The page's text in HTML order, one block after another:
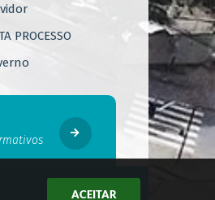
ACEITAR
PROCESSO
do Servidor
do